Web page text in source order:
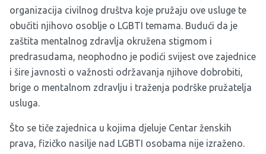
organizacija civilnog društva koje pružaju ove usluge te
obučiti njihovo osoblje o LGBTI temama. Budući da je
zaštita mentalnog zdravlja okružena stigmom i
predrasudama, neophodno je podići svijest ove zajednice
i šire javnosti o važnosti održavanja njihove dobrobiti,
brige o mentalnom zdravlju i traženja podrške pružatelja
usluga.
Što se tiče zajednica u kojima djeluje Centar ženskih
prava, fizičko nasilje nad LGBTI osobama nije izraženo.